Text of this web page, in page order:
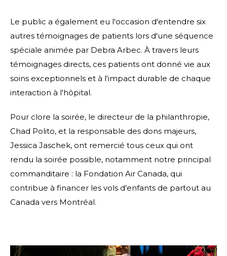
Le public a également eu l'occasion d'entendre six
autres témoignages de patients lors d'une séquence
spéciale animée par Debra Arbec. À travers leurs
témoignages directs, ces patients ont donné vie aux
soins exceptionnels et à l'impact durable de chaque
interaction à l'hôpital.
Pour clore la soirée, le directeur de la philanthropie,
Chad Polito, et la responsable des dons majeurs,
Jessica Jaschek, ont remercié tous ceux qui ont
rendu la soirée possible, notamment notre principal
commanditaire : la Fondation Air Canada, qui
contribue à financer les vols d’enfants de partout au
Canada vers Montréal.